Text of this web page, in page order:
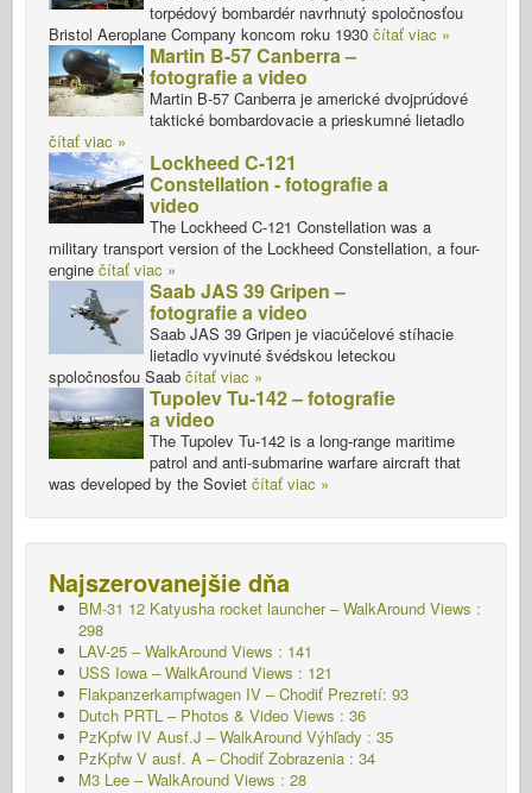
torpédový bombardér navrhnutý spoločnosťou
Bristol Aeroplane Company koncom roku 1930 čítať viac »
Martin B-57 Canberra –
fotografie a video
Martin B-57 Canberra je americké dvojprúdové
taktické bombardovacie a prieskumné lietadlo
čítať viac »
Lockheed C-121
Constellation - fotografie a
video
The Lockheed C-121 Constellation was a
military transport version of the Lockheed Constellation, a four-
engine čítať viac »
Saab JAS 39 Gripen –
fotografie a video
Saab JAS 39 Gripen je viacúčelové stíhacie
lietadlo vyvinuté švédskou leteckou
spoločnosťou Saab čítať viac »
Tupolev Tu-142 – fotografie
a video
The Tupolev Tu-142 is a long-range maritime
patrol and anti-submarine warfare aircraft that
was developed by the Soviet čítať viac »
Najszerovanejšie dňa
BM-31 12 Katyusha rocket launcher – WalkAround Views :
298
LAV-25 – WalkAround Views : 141
USS Iowa – WalkAround Views : 121
Flakpanzerkampfwagen IV – Chodiť Prezretí: 93
Dutch PRTL – Photos & Video Views : 36
PzKpfw IV Ausf.J – WalkAround Výhľady : 35
PzKpfw V ausf. A – Chodiť Zobrazenia : 34
M3 Lee – WalkAround Views : 28